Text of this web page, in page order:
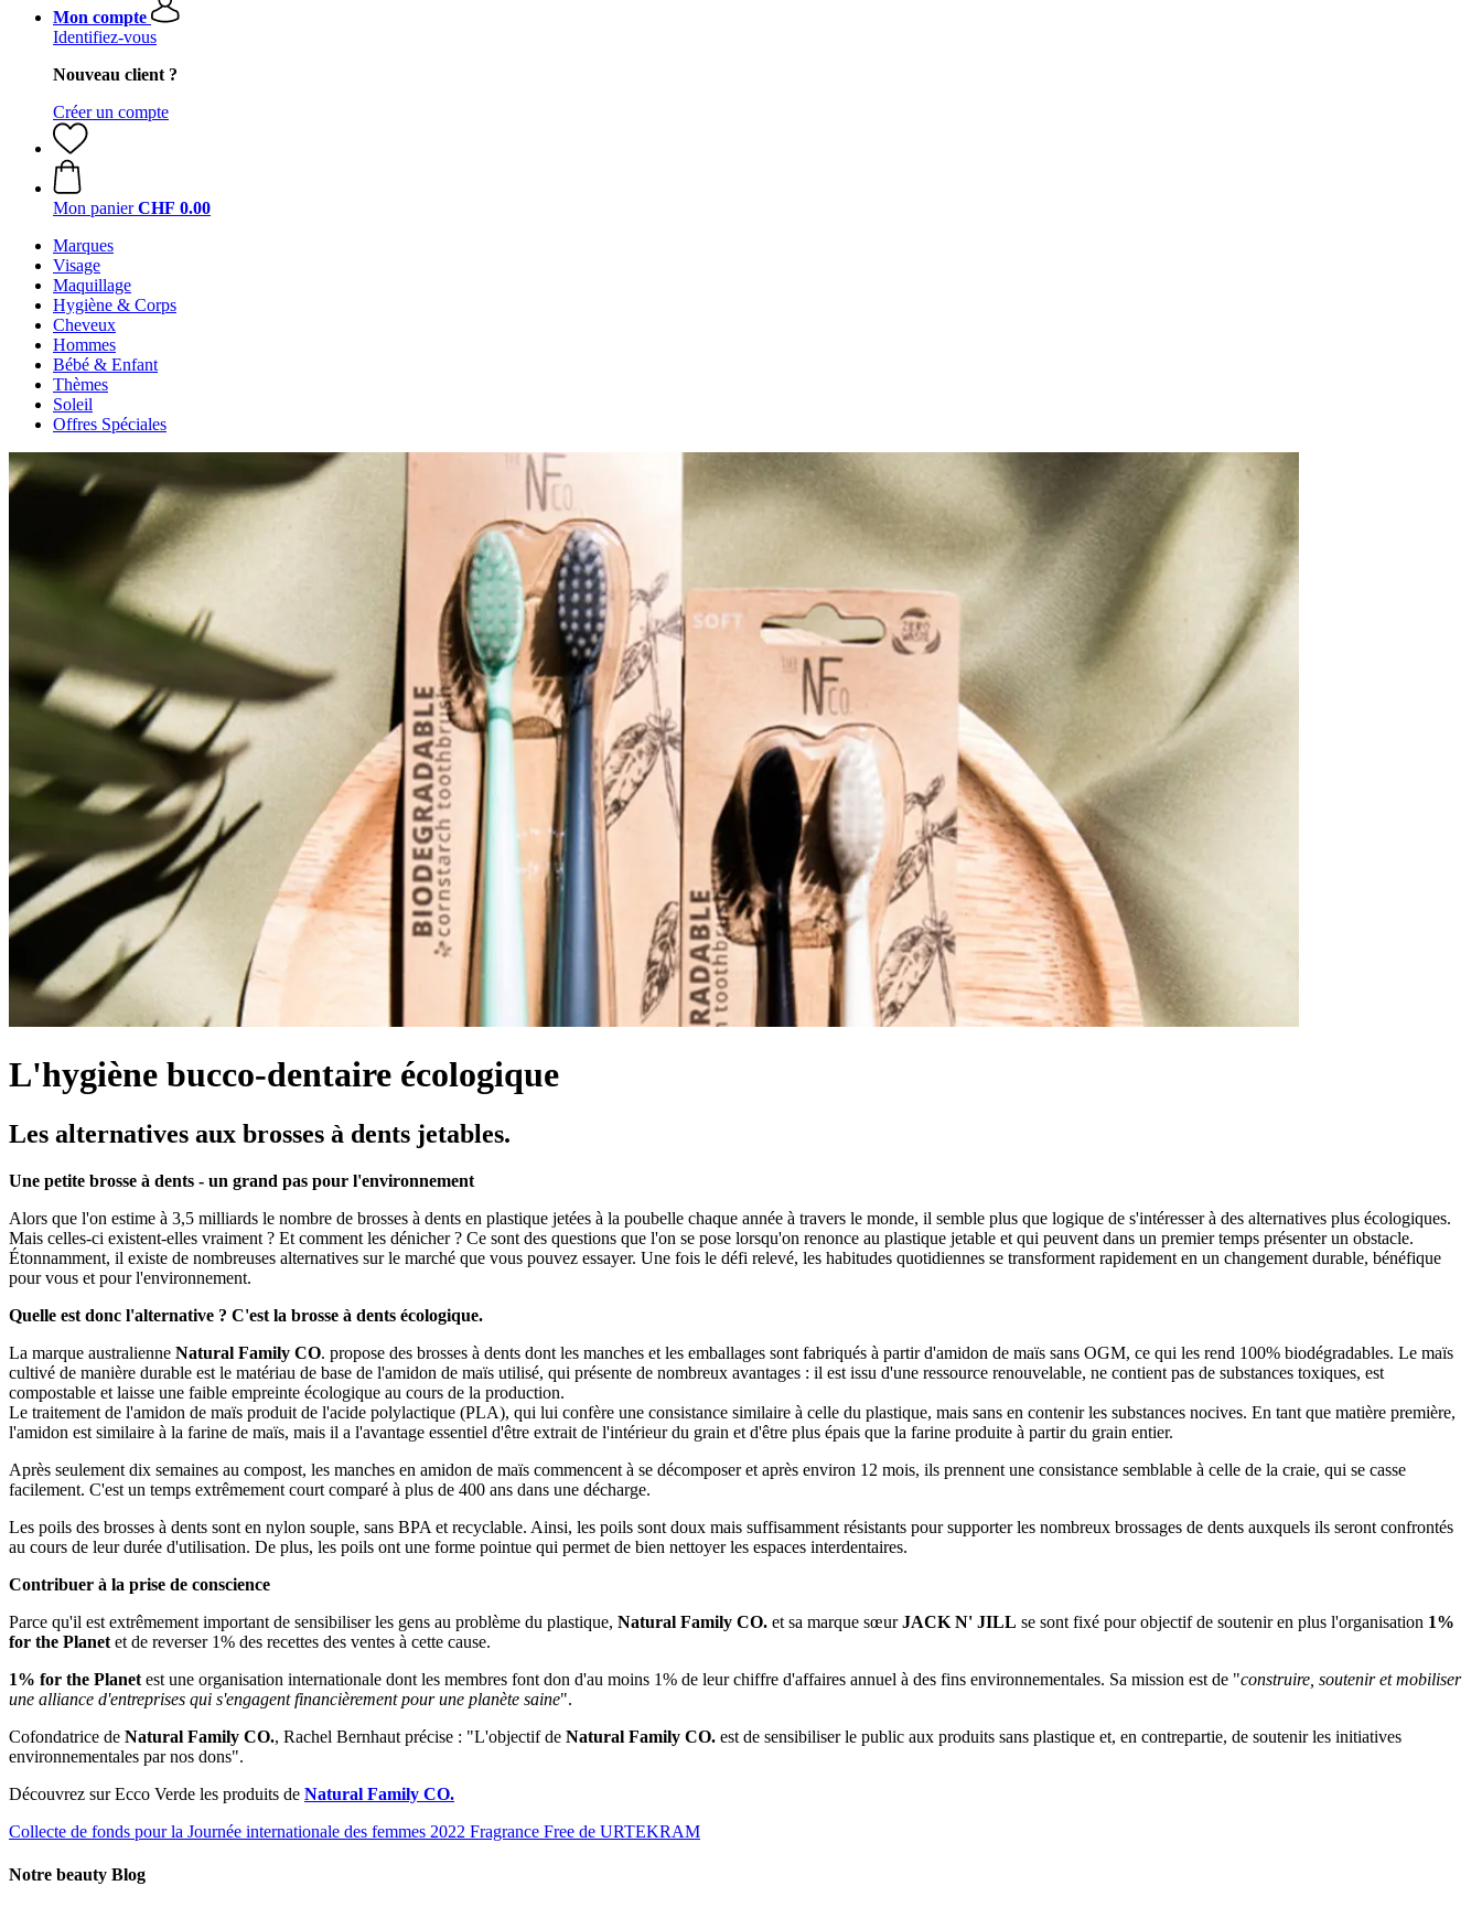
Mon compte
Identifiez-vous
Nouveau client ?
Créer un compte
Mon panier CHF 0.00
Marques
Visage
Maquillage
Hygiène & Corps
Cheveux
Hommes
Bébé & Enfant
Thèmes
Soleil
Offres Spéciales
L'hygiène bucco-dentaire écologique
Les alternatives aux brosses à dents jetables.
Une petite brosse à dents - un grand pas pour l'environnement
Alors que l'on estime à 3,5 milliards le nombre de brosses à dents en plastique jetées à la poubelle chaque année à travers le monde, il semble plus que logique de s'intéresser à des alternatives plus écologiques.
Mais celles-ci existent-elles vraiment ? Et comment les dénicher ? Ce sont des questions que l'on se pose lorsqu'on renonce au plastique jetable et qui peuvent dans un premier temps présenter un obstacle.
Étonnamment, il existe de nombreuses alternatives sur le marché que vous pouvez essayer. Une fois le défi relevé, les habitudes quotidiennes se transforment rapidement en un changement durable, bénéfique
pour vous et pour l'environnement.
Quelle est donc l'alternative ? C'est la brosse à dents écologique.
La marque australienne Natural Family CO. propose des brosses à dents dont les manches et les emballages sont fabriqués à partir d'amidon de maïs sans OGM, ce qui les rend 100% biodégradables. Le maïs
cultivé de manière durable est le matériau de base de l'amidon de maïs utilisé, qui présente de nombreux avantages : il est issu d'une ressource renouvelable, ne contient pas de substances toxiques, est
compostable et laisse une faible empreinte écologique au cours de la production.
Le traitement de l'amidon de maïs produit de l'acide polylactique (PLA), qui lui confère une consistance similaire à celle du plastique, mais sans en contenir les substances nocives. En tant que matière première,
l'amidon est similaire à la farine de maïs, mais il a l'avantage essentiel d'être extrait de l'intérieur du grain et d'être plus épais que la farine produite à partir du grain entier.
Après seulement dix semaines au compost, les manches en amidon de maïs commencent à se décomposer et après environ 12 mois, ils prennent une consistance semblable à celle de la craie, qui se casse
facilement. C'est un temps extrêmement court comparé à plus de 400 ans dans une décharge.
Les poils des brosses à dents sont en nylon souple, sans BPA et recyclable. Ainsi, les poils sont doux mais suffisamment résistants pour supporter les nombreux brossages de dents auxquels ils seront confrontés
au cours de leur durée d'utilisation. De plus, les poils ont une forme pointue qui permet de bien nettoyer les espaces interdentaires.
Contribuer à la prise de conscience
Parce qu'il est extrêmement important de sensibiliser les gens au problème du plastique, Natural Family CO. et sa marque sœurJACK N' JILL se sont fixé pour objectif de soutenir en plus l'organisation 1%
for the Planet et de reverser 1% des recettes des ventes à cette cause.
1% for the Planet est une organisation internationale dont les membres font don d'au moins 1% de leur chiffre d'affaires annuel à des fins environnementales. Sa mission est de "construire, soutenir et mobiliser
une alliance d'entreprises qui s'engagent financièrement pour une planète saine".
Cofondatrice de Natural Family CO., Rachel Bernhaut précise : "L'objectif de Natural Family CO. est de sensibiliser le public aux produits sans plastique et, en contrepartie, de soutenir les initiatives
environnementales par nos dons".
Découvrez sur Ecco Verde les produits de Natural Family CO.
Collecte de fonds pour la Journée internationale des femmes 2022 Fragrance Free de URTEKRAM
Notre beauty Blog